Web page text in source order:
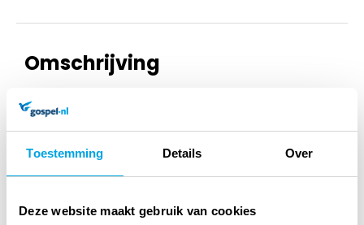
Toestemming Details Over
Deze website maakt gebruik van cookies
Omschrijving
Kruis hang 50cm
mahoniehout
richtlijnen van Legal Indonesian wood. Aan de achterkant